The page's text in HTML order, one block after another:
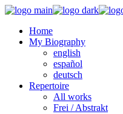
Home
My Biography
english
español
deutsch
Repertoire
All works
Frei / Abstrakt